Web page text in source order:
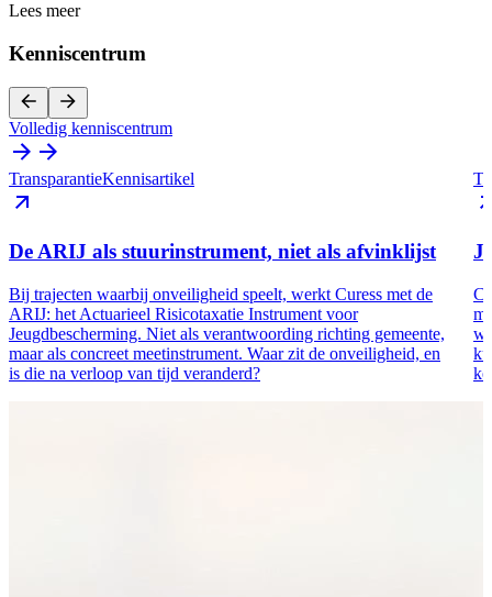
Lees meer
Kenniscentrum
Volledig kenniscentrum
TransparantieKennisartikel
De ARIJ als stuurinstrument, niet als afvinklijst
Bij trajecten waarbij onveiligheid speelt, werkt Curess met de
ARIJ: het Actuarieel Risicotaxatie Instrument voor
Jeugdbescherming. Niet als verantwoording richting gemeente,
maar als concreet meetinstrument. Waar zit de onveiligheid, en
is die na verloop van tijd veranderd?